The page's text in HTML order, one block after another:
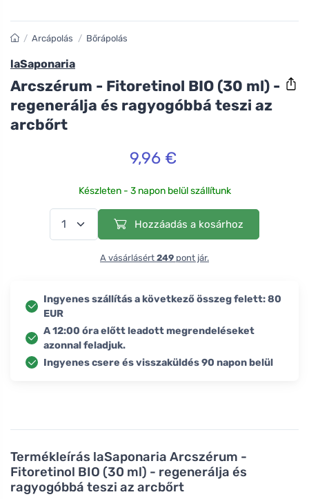
Termékleírás laSaponaria Arcszérum -
Fitoretinol BIO (30 ml) - regenerálja és
ragyogóbbá teszi az arcbőrt
/ Arcápolás / Bőrápolás
laSaponaria
Arcszérum - Fitoretinol BIO (30 ml) -
regenerálja és ragyogóbbá teszi az
arcbőrt
9,96 €
Készleten - 3 napon belül szállítunk
Hozzáadás a kosárhoz
A vásárlásért 249 pont jár.
Ingyenes szállítás a következő összeg felett: 80
EUR
A 12:00 óra előtt leadott megrendeléseket
azonnal feladjuk.
Ingyenes csere és visszaküldés 90 napon belül